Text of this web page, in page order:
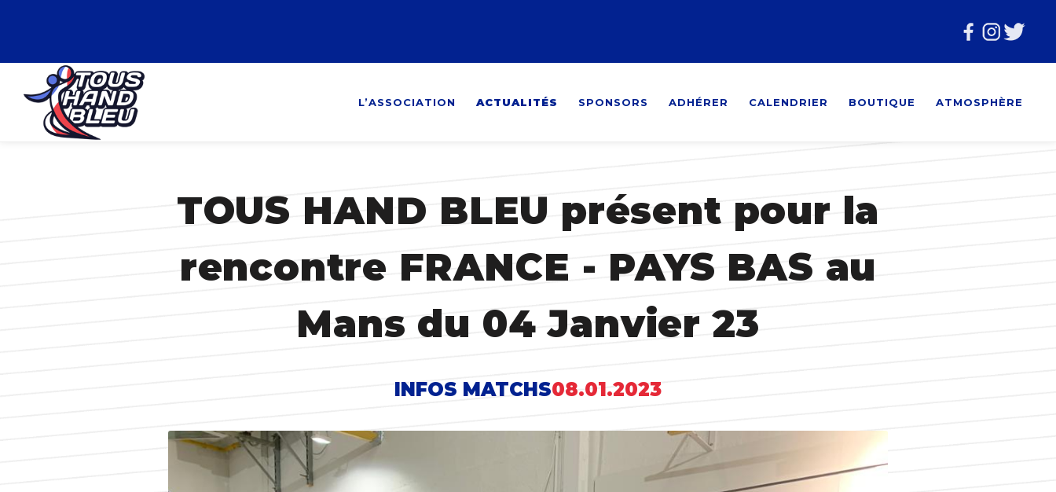
L’ASSOCIATION ACTUALITÉS SPONSORS ADHÉRER CALENDRIER BOUTIQUE ATMOSPHÈRE
TOUS HAND BLEU présent pour la
rencontre FRANCE - PAYS BAS au
Mans du 04 Janvier 23
INFOS MATCHS08.01.2023